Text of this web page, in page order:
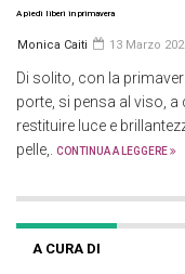
i
o
A piedi liberi in primavera
Monica Caiti 13 Marzo
Di solito, con la
porte, si pensa al viso, a
restituire luce e
pelle,. CONTINUA A LEGGERE
A CURA DI